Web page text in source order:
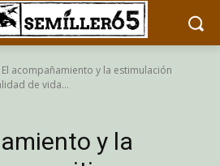
El acompañamiento y la estimulación
de vida...
y la